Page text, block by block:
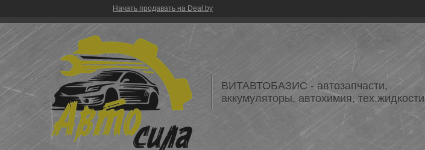
Начать продавать на Deal.by
ВИТАВТОБАЗИС - автозапчасти,
аккумуляторы, автохимия, тех.жидкости